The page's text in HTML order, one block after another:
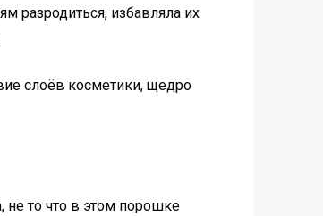
разродиться, избавляла их
слоёв косметики, щедро
то что в этом порошке